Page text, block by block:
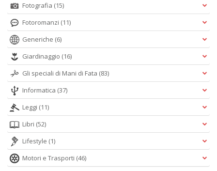
Fotografia (15)
Fotoromanzi (11)
Generiche (6)
Giardinaggio (16)
Gli speciali di Mani di Fata (83)
Informatica (37)
Leggi (11)
Libri (52)
Lifestyle (1)
Motori e Trasporti (46)